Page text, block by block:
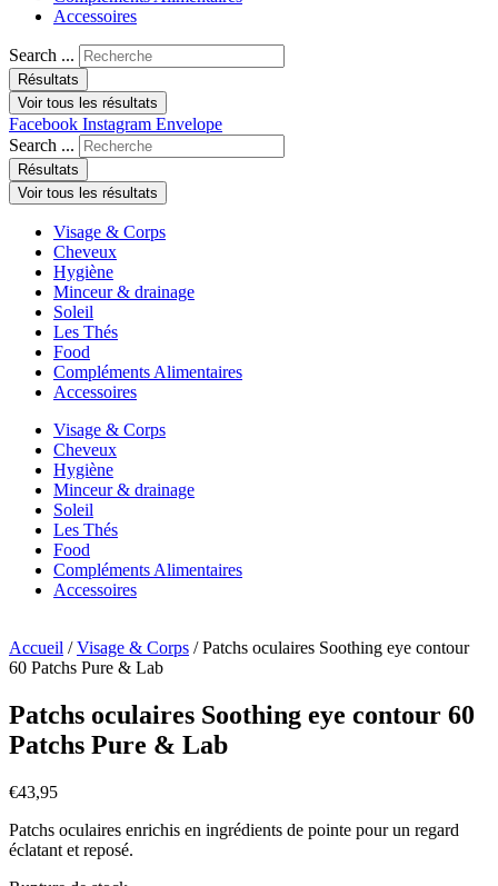
Accessoires
Search ...
Résultats
Voir tous les résultats
Facebook Instagram Envelope
Search ...
Résultats
Voir tous les résultats
Visage & Corps
Cheveux
Hygiène
Minceur & drainage
Soleil
Les Thés
Food
Compléments Alimentaires
Accessoires
Visage & Corps
Cheveux
Hygiène
Minceur & drainage
Soleil
Les Thés
Food
Compléments Alimentaires
Accessoires
Accueil /Visage & Corps / Patchs oculaires Soothing eye contour
60 Patchs Pure & Lab
Patchs oculaires Soothing eye contour 60
Patchs Pure & Lab
€43,95
Patchs oculaires enrichis en ingrédients de pointe pour un regard
éclatant et reposé.